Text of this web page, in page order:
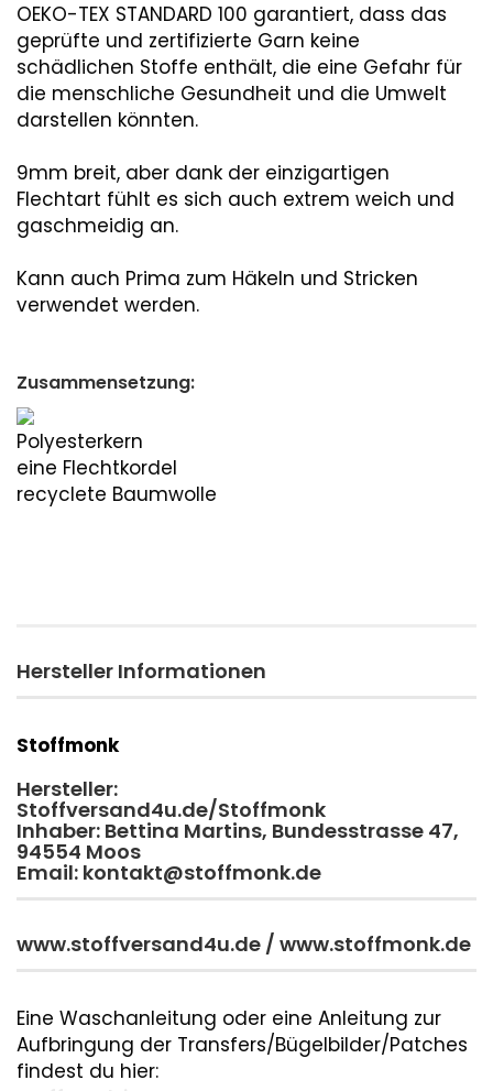
OEKO-TEX STANDARD 100 garantiert, dass das
geprüfte und zertifizierte Garn keine
schädlichen Stoffe enthält, die eine Gefahr für
die menschliche Gesundheit und die Umwelt
darstellen könnten.
9mm breit, aber dank der einzigartigen
Flechtart fühlt es sich auch extrem weich und
gaschmeidig an.
Kann auch Prima zum Häkeln und Stricken
verwendet werden.
Zusammensetzung:
Polyesterkern
eine Flechtkordel
recyclete Baumwolle
Hersteller Informationen
Stoffmonk
Hersteller:
Stoffversand4u.de/Stoffmonk
Inhaber: Bettina Martins, Bundesstrasse 47,
94554 Moos
Email: kontakt@stoffmonk.de
www.stoffversand4u.de / www.stoffmonk.de
Eine Waschanleitung oder eine Anleitung zur
Aufbringung der Transfers/Bügelbilder/Patches
findest du hier: